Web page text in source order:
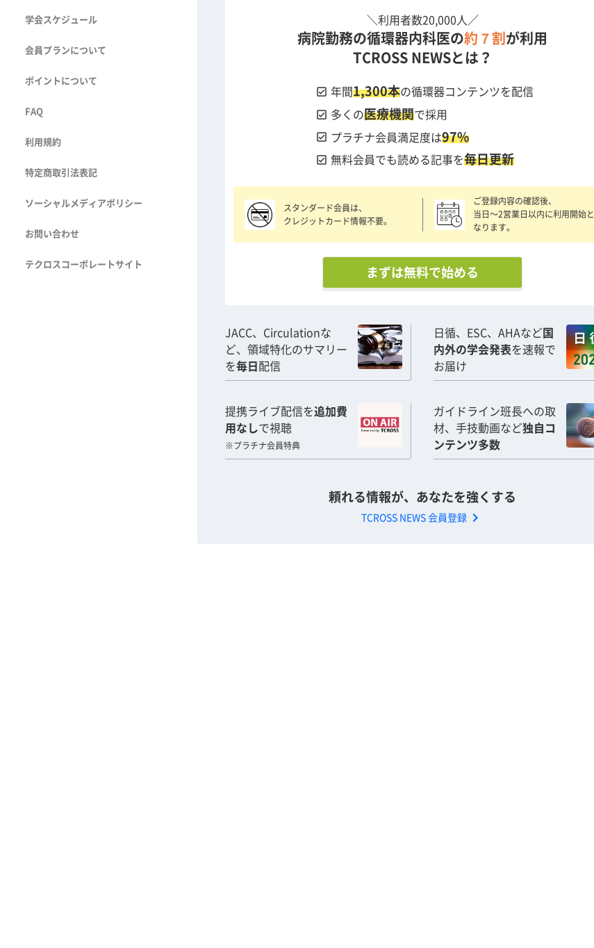
学会スケジュール
会員プランについて
ポイントについて
FAQ
利用規約
特定商取引法表記
ソーシャルメディアポリシー
お問い合わせ
テクロスコーポレートサイト
＼利用者数20,000人／
病院勤務の循環器内科医の約７割 が利用
TCROSS NEWSとは？
check_box 年間1,300本の循環器コンテンツを配信
check_box 多くの医療機関で採用
check_box プラチナ会員満足度は97%
check_box 無料会員でも読める記事を毎日更新
スタンダード会員は、
クレジットカード情報不要。
ご登録内容の確認後、
当日〜2営業日以内に利用開始と
なります。
まずは無料で始める
JACC、Circulationな
ど、領域特化のサマリー
を毎日 配信
日循、ESC、AHAなど国
内外の学会発表を速報で
お届け
提携ライブ配信を追加費
用なしで視聴
※プラチナ会員特典
ガイドライン班長への取
材、手技動画など独自コ
ンテンツ多数
頼れる情報が、あなたを強くする
TCROSS NEWS 会員登録 chevron_right